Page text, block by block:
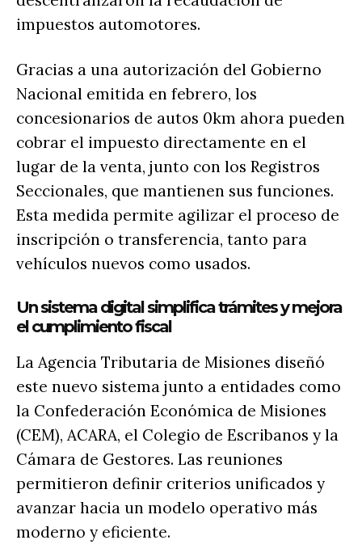
impuestos automotores.
Gracias a una autorización del Gobierno
Nacional emitida en febrero, los
concesionarios de autos 0km ahora pueden
cobrar el impuesto directamente en el
lugar de la venta, junto con los Registros
Seccionales, que mantienen sus funciones.
Esta medida permite agilizar el proceso de
inscripción o transferencia, tanto para
vehículos nuevos como usados.
Un sistema digital simplifica trámites y mejora
el cumplimiento fiscal
La Agencia Tributaria de Misiones diseñó
este nuevo sistema junto a entidades como
la Confederación Económica de Misiones
(CEM), ACARA, el Colegio de Escribanos y la
Cámara de Gestores. Las reuniones
permitieron definir criterios unificados y
avanzar hacia un modelo operativo más
moderno y eficiente.